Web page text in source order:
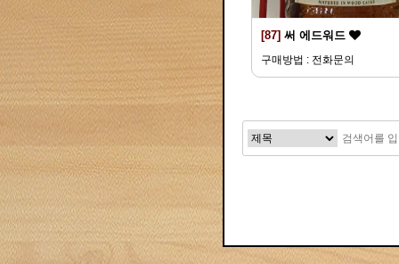
[87] 써 에드워드
구매방법 : 전화문의